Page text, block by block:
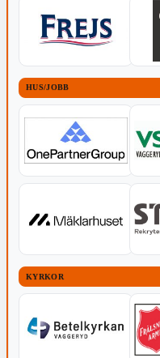
HUS/JOBB
KYRKOR